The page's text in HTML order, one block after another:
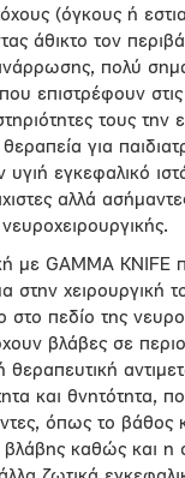
(όγκους ή
άθικτο τον
πολύ
επιστρέφουν
τους
για
εγκεφαλικό
αλλά
με GAMMA KNIFE
στην χειρουργική
στο πεδίο της
βλάβες σε
και θνητότητα,
όπως το βάθος
βλάβης καθώς και η